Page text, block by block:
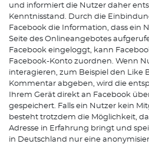
und informiert die Nutzer daher
Kenntnisstand. Durch die
Facebook die Information, dass ein
Seite des Onlineangebotes
Facebook eingeloggt, kann
Facebook-Konto zuordnen. Wenn
interagieren, zum Beispiel den Like
Kommentar abgeben, wird die
Ihrem Gerät direkt an Facebook
gespeichert. Falls ein Nutzer kein
besteht trotzdem die Möglichkeit,
Adresse in Erfahrung bringt und
in Deutschland nur eine